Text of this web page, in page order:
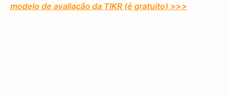
modelo de avaliação da TIKR (é gratuito) >>>